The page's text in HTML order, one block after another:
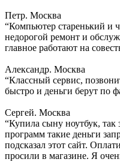
Петр. Москва
“Компьютер старенький и
недорогой ремонт и
главное работают на
Александр. Москва
“Классный сервис,
быстро и деньги берут по
Сергей. Москва
“Купила сыну ноутбук, так
программ такие деньги
подсказал этот сайт.
просили в магазине. Я